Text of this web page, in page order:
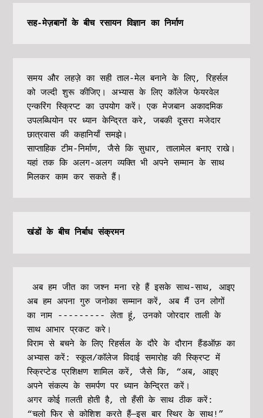
सह-मेज़बानों के बीच रसायन विज्ञान का निर्माण
समय और लहज़े का सही ताल-मेल बनाने के लिए, रिहर्सल
को जल्दी शुरू कीजिए। अभ्यास के लिए कॉलेज फेयरवेल
एन्करिंग स्क्रिप्ट का उपयोग करें। एक मेजबान अकादमिक
उपलब्धियोन पर ध्यान केन्द्रित करे, जबकी दूसरा मजेदार
छात्रवास की कहानियाँ समझे।
साप्ताहिक टीम-निर्माण, जैसे कि सुधार, तालामेल बनाए राखे।
यहां तक ​​कि अलग-अलग व्यक्ति भी अपने सम्मान के साथ
मिलकर काम कर सकते हैं।
खंडों के बीच निर्बाध संक्रमन
अब हम अपना गुरु जनोका सम्मान करें, अब मैं उन लोगों
का नाम --------- लेता हूं, उनको जोरदार ताली के
साथ आभार प्रकट करे।
विराम से बचने के लिए रिहर्सल के दौरे के दौरान हैंडऑफ़ का
अभ्यास करें: स्कूल/कॉलेज विदाई समारोह की स्क्रिप्ट में
स्क्रिप्टेड प्रशिक्षण शामिल करें, जैसे कि, “अब, आइए
अपने संकल्प के समर्पण पर ध्यान केन्द्रित करें।
अगर कोई ग़लती होती है, तो हँसी के साथ ठीक करें:
“चलो फिर से कोशिश करते हैं—इस बार स्थिर के साथ!”